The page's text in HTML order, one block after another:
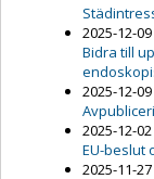
2025-12-09
Bidra till
2025-12-09
2025-12-02
EU-beslut
2025-11-27